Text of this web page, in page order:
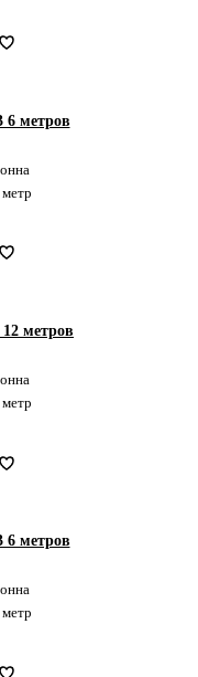
метров
метр
метров
метр
метров
метр